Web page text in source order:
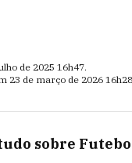
de 2025 16h47.
23 de março de 2026 16h28
sobre